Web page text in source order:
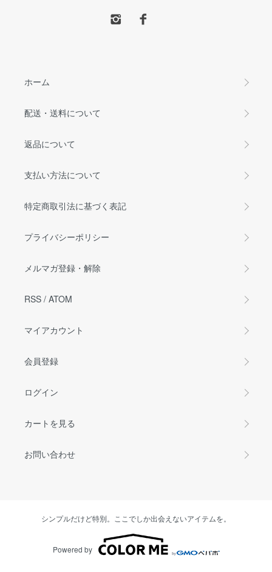
ホーム
配送・送料について
返品について
支払い方法について
特定商取引法に基づく表記
プライバシーポリシー
メルマガ登録・解除
RSS / ATOM
マイアカウント
会員登録
ログイン
カートを見る
お問い合わせ
シンプルだけど特別。ここでしか出会えないアイテムを。
Powered by